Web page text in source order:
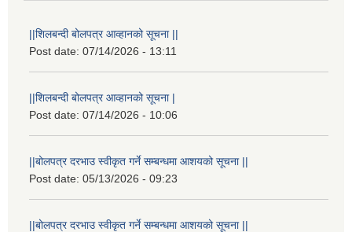
||शिलबन्दी बोलपत्र आव्हानको सूचना ||
Post date: 07/14/2026 - 13:11
||शिलबन्दी बोलपत्र आव्हानको सूचना |
Post date: 07/14/2026 - 10:06
||बोलपत्र दरभाउ स्वीकृत गर्ने सम्बन्धमा आशयको सूचना ||
Post date: 05/13/2026 - 09:23
||बोलपत्र दरभाउ स्वीकृत गर्ने सम्बन्धमा आशयको सूचना ||